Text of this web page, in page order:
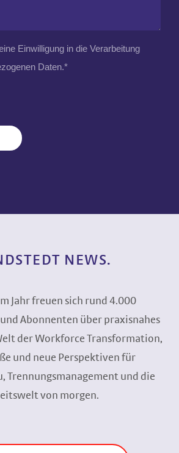
NEWS.
Jahr freuen sich rund 4.000
Abonnenten über praxisnahes
der Workforce Transformation,
und neue Perspektiven für
Trennungsmanagement und die
von morgen.